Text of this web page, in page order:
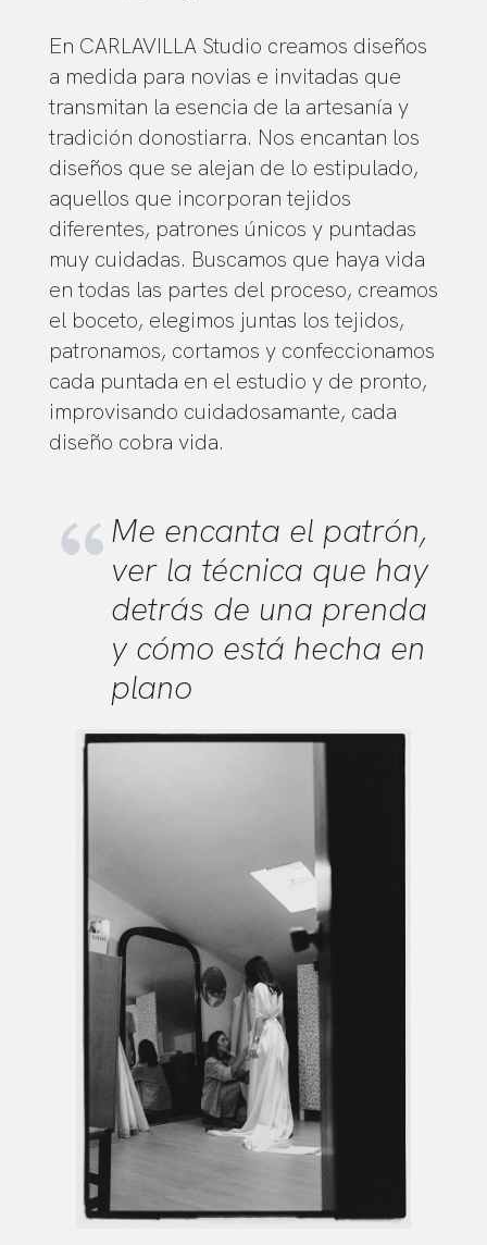
En CARLAVILLA Studio creamos diseños
a medida para novias e invitadas que
transmitan la esencia de la artesanía y
tradición donostiarra. Nos encantan los
diseños que se alejan de lo estipulado,
aquellos que incorporan tejidos
diferentes, patrones únicos y puntadas
muy cuidadas. Buscamos que haya vida
en todas las partes del proceso, creamos
el boceto, elegimos juntas los tejidos,
patronamos, cortamos y confeccionamos
cada puntada en el estudio y de pronto,
improvisando cuidadosamante, cada
diseño cobra vida.
Me encanta el patrón,
ver la técnica que hay
detrás de una prenda
y cómo está hecha en
plano